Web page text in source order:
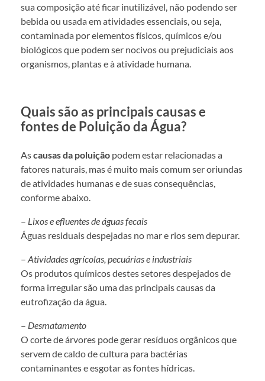
sua composição até ficar inutilizável, não podendo ser
bebida ou usada em atividades essenciais, ou seja,
contaminada por elementos físicos, químicos e/ou
biológicos que podem ser nocivos ou prejudiciais aos
organismos, plantas e à atividade humana.
Quais são as principais causas e
fontes de Poluição da Água?
Ascausas da poluição podem estar relacionadas a
fatores naturais, mas é muito mais comum ser oriundas
de atividades humanas e de suas consequências,
conforme abaixo.
– Lixos e efluentes de águas fecais
Águas residuais despejadas no mar e rios sem depurar.
– Atividades agrícolas, pecuárias e industriais
Os produtos químicos destes setores despejados de
forma irregular são uma das principais causas da
eutrofização da água.
– Desmatamento
O corte de árvores pode gerar resíduos orgânicos que
servem de caldo de cultura para bactérias
contaminantes e esgotar as fontes hídricas.